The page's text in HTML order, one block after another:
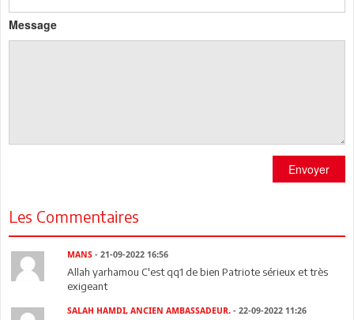
Message
Envoyer
Les Commentaires
MANS- 21-09-2022 16:56
Allah yarhamou C'est qq1 de bien Patriote sérieux et très
exigeant
SALAH HAMDI, ANCIEN AMBASSADEUR. - 22-09-2022 11:26